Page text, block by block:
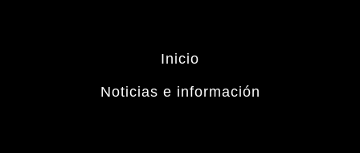
Inicio
Noticias e información